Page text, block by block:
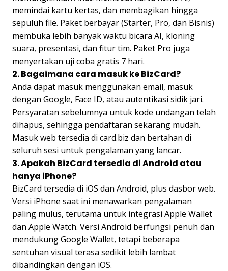
memindai kartu kertas, dan membagikan hingga
sepuluh file. Paket berbayar (Starter, Pro, dan Bisnis)
membuka lebih banyak waktu bicara AI, kloning
suara, presentasi, dan fitur tim. Paket Pro juga
menyertakan uji coba gratis 7 hari.
2. Bagaimana cara masuk ke BizCard?
Anda dapat masuk menggunakan email, masuk
dengan Google, Face ID, atau autentikasi sidik jari.
Persyaratan sebelumnya untuk kode undangan telah
dihapus, sehingga pendaftaran sekarang mudah.
Masuk web tersedia di card.biz dan bertahan di
seluruh sesi untuk pengalaman yang lancar.
3. Apakah BizCard tersedia di Android atau
hanya iPhone?
BizCard tersedia di iOS dan Android, plus dasbor web.
Versi iPhone saat ini menawarkan pengalaman
paling mulus, terutama untuk integrasi Apple Wallet
dan Apple Watch. Versi Android berfungsi penuh dan
mendukung Google Wallet, tetapi beberapa
sentuhan visual terasa sedikit lebih lambat
dibandingkan dengan iOS.